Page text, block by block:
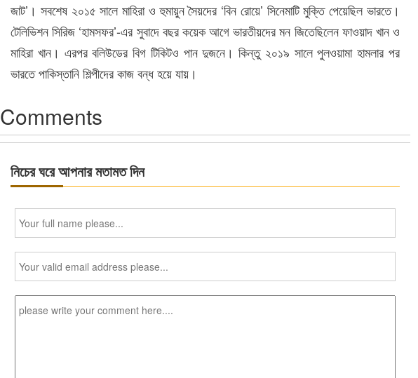
জাট’। সবশেষ ২০১৫ সালে মাহিরা ও হুমায়ুন সৈয়দের ‘বিন রোয়ে’ সিনেমাটি মুক্তি পেয়েছিল ভারতে।
টেলিভিশন সিরিজ ‘হামসফর’-এর সুবাদে বছর কয়েক আগে ভারতীয়দের মন জিতেছিলেন ফাওয়াদ খান ও
মাহিরা খান। এরপর বলিউডের বিগ টিকিটও পান দুজনে। কিন্তু ২০১৯ সালে পুলওয়ামা হামলার পর
ভারতে পাকিস্তানি শিল্পীদের কাজ বন্ধ হয়ে যায়।
Comments
নিচের ঘরে আপনার মতামত দিন